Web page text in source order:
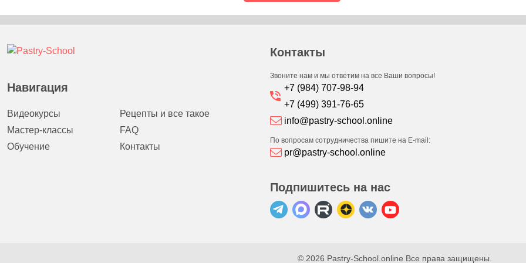
Навигация
Видеокурсы
Мастер-классы
Обучение
Рецепты и все такое
FAQ
Контакты
Контакты
Звоните нам и мы ответим на все Ваши вопросы!
+7 (984) 707-98-94
+7 (499) 391-76-65
info@pastry-school.online
По вопросам сотрудничества пишите на E-mail:
pr@pastry-school.online
Подпишитесь на нас
© 2026 Pastry-School.online Все права защищены.